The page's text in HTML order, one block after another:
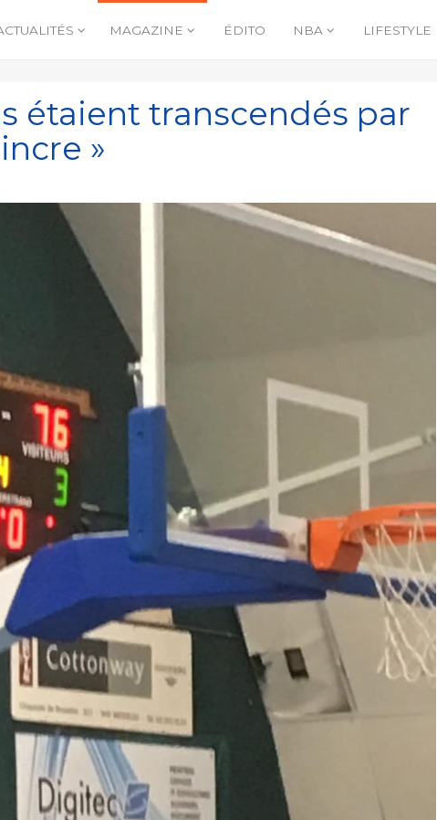
MAGAZINE ÉDITO NBA LIFESTYLE
étaient transcendés par
»